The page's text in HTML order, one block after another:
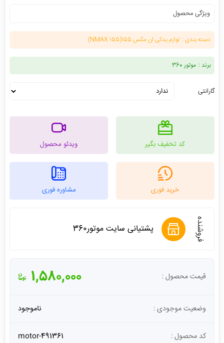
ویژگی محصول
دسته بندی : لوازم یدکی ان مکس 155(NMAX 155)
برند : موتور 360
گارانتی
کد تخفیف بگیر ویدئو محصول
خرید فوری مشاوره فوری
فروشنده پشتیانی سایت موتور360
قیمت محصول : 1,580,000
وضعیت موجودی : ناموجود
کد محصول : motor-491361